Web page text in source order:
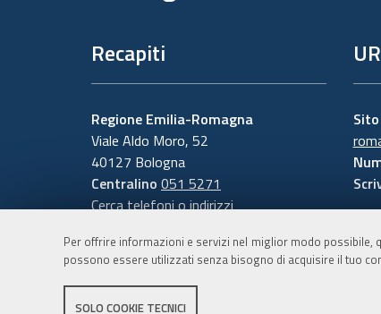
Per offrire informazioni e servizi nel miglior modo possibile,
possono essere utilizzati senza bisogno di acquisire il tuo
SOLO COOKIE TECNICI
Recapiti
Regione Emilia-Romagna
Viale Aldo Moro, 52
40127 Bologna
Centralino 051 5271
Cerca telefoni o indirizzi